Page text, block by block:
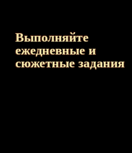
Выполняйте
ежедневные и
сюжетные задания